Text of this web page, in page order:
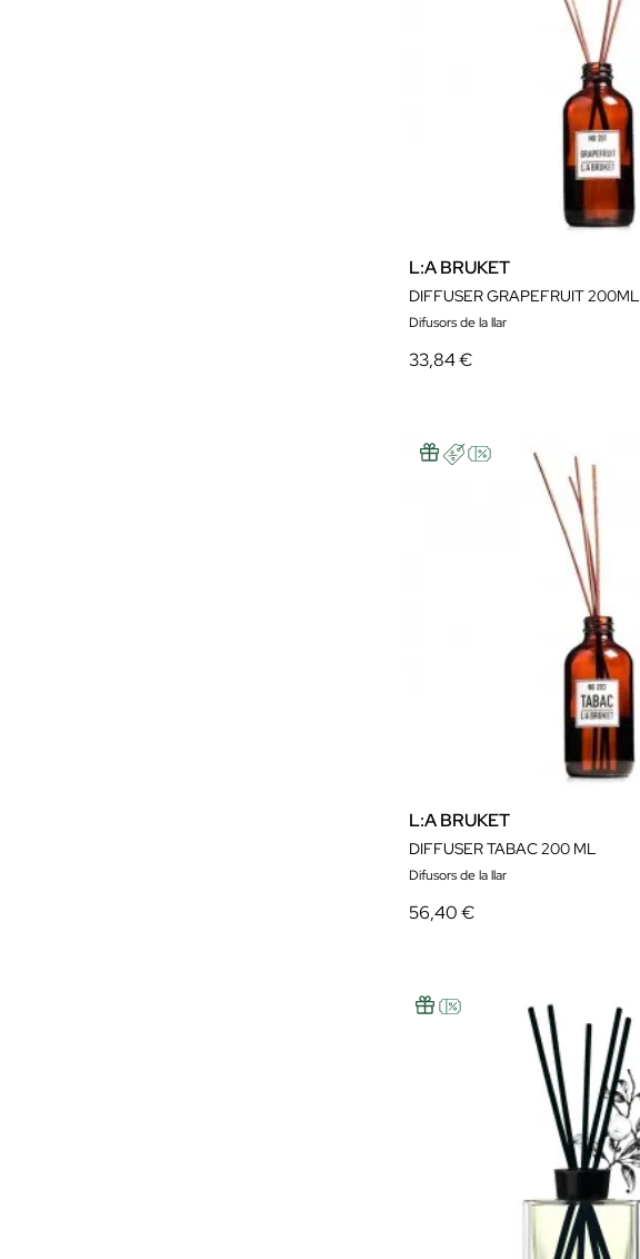
L:A BRUKET
DIFFUSER GRAPEFRUIT 200ML
Difusors de la llar
33,84 €
L:A BRUKET
DIFFUSER TABAC 200 ML
Difusors de la llar
56,40 €